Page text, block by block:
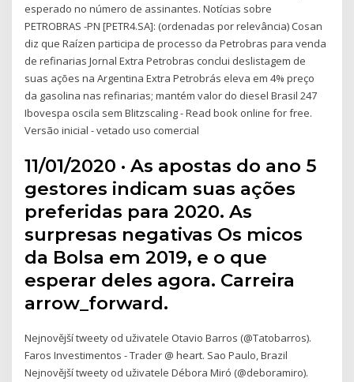
esperado no número de assinantes. Notícias sobre
PETROBRAS -PN [PETR4.SA]: (ordenadas por relevância) Cosan
diz que Raízen participa de processo da Petrobras para venda
de refinarias Jornal Extra Petrobras conclui deslistagem de
suas ações na Argentina Extra Petrobrás eleva em 4% preço
da gasolina nas refinarias; mantém valor do diesel Brasil 247
Ibovespa oscila sem Blitzscaling - Read book online for free.
Versão inicial - vetado uso comercial
11/01/2020 · As apostas do ano 5
gestores indicam suas ações
preferidas para 2020. As
surpresas negativas Os micos
da Bolsa em 2019, e o que
esperar deles agora. Carreira
arrow_forward.
Nejnovější tweety od uživatele Otavio Barros (@Tatobarros).
Faros Investimentos - Trader @ heart. Sao Paulo, Brazil
Nejnovější tweety od uživatele Débora Miró (@deboramiro).